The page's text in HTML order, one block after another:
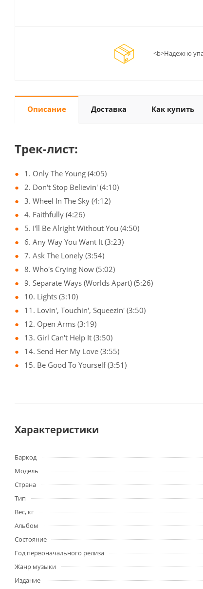
<b>Надежно
Описание Доставка Как купить
Трек-лист:
1. Only The Young (4:05)
2. Don't Stop Believin' (4:10)
3. Wheel In The Sky (4:12)
4. Faithfully (4:26)
5. I'll Be Alright Without You (4:50)
6. Any Way You Want It (3:23)
7. Ask The Lonely (3:54)
8. Who's Crying Now (5:02)
9. Separate Ways (Worlds Apart) (5:26)
10. Lights (3:10)
11. Lovin', Touchin', Squeezin' (3:50)
12. Open Arms (3:19)
13. Girl Can't Help It (3:50)
14. Send Her My Love (3:55)
15. Be Good To Yourself (3:51)
Характеристики
Баркод
Модель
Страна
Тип
Вес, кг
Альбом
Состояние
Год первоначального релиза
Жанр музыки
Издание